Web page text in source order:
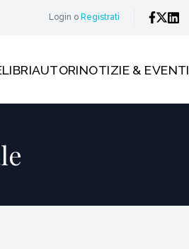
Login o Registrati
LIBRIAUTORINOTIZIE & EVENTI